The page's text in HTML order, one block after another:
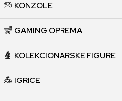
KONZOLE
GAMING OPREMA
KOLEKCIONARSKE FIGURE
IGRICE